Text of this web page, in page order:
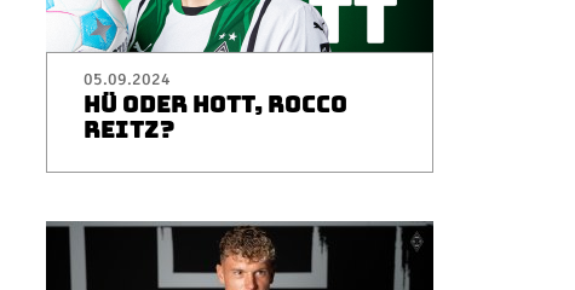
05.09.2024
HÜ ODER HOTT, ROCCO
REITZ?